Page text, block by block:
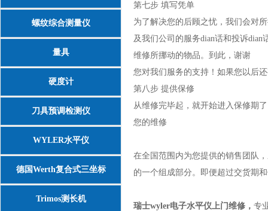
螺纹综合测量仪
量具
硬度计
刀具预调检测仪
WYLER水平仪
德国Werth复合式三坐标
Trimos测长机
第七步 填写凭单
为了解决您的后顾之忧，我们会对
及我们公司的服务dian话和投诉
维修所挪动的物品。到此，谢谢
您对我们服务的支持！如果您以后
第八步 提供保修
从维修完毕起，就开始进入保修期
您的维修
在全国范围内为您提供的销售团队
的一个组成部分。即便超过交货期
瑞士wyler电子水平仪上门维修 ， 专